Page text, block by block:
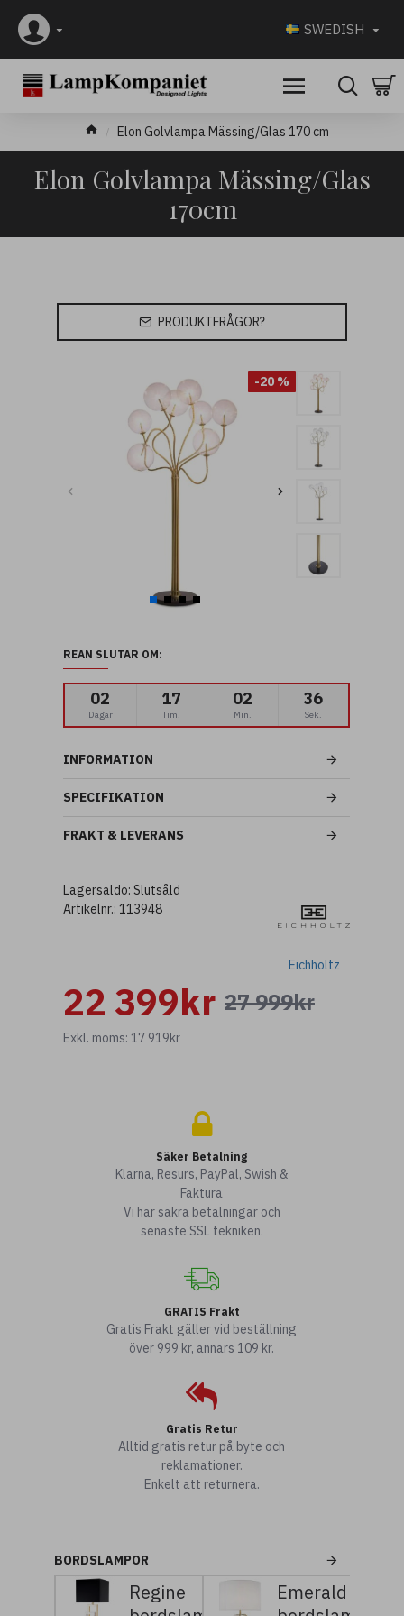
SWEDISH
Elon Golvlampa Mässing/Glas 170 cm
Elon Golvlampa Mässing/Glas
170cm
PRODUKTFRÅGOR?
-20 %
INFORMATION
SPECIFIKATION
FRAKT & LEVERANS
REAN SLUTAR OM:
02
Dagar
17
Tim.
02
Min.
34
Sek.
27 999kr
22 399kr
Exkl. moms: 17 919kr
Lagersaldo: Slutsåld
Artikelnr.: 113948
Eichholtz
Säker Betalning
Klarna, Resurs, PayPal, Swish &
Faktura
Vi har säkra betalningar och
senaste SSL tekniken.
GRATIS Frakt
Gratis Frakt gäller vid beställning
över 999 kr, annars 109 kr.
Gratis Retur
Alltid gratis retur på byte och
reklamationer.
Enkelt att returnera.
BORDSLAMPOR
Regine
Emerald